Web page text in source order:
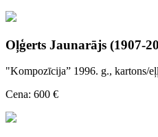
Oļģerts Jaunarājs (1907-
"Kompozīcija” 1996. g., kartons/
Cena: 600 €